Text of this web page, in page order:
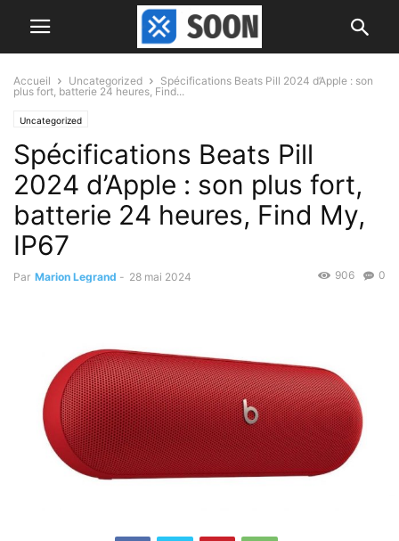
Accueil Uncategorized
Spécifications Beats Pill 2024 d’Apple : son
plus fort, batterie 24 heures, Find...
Uncategorized
Spécifications Beats Pill
2024 d’Apple : son plus fort,
batterie 24 heures, Find My,
IP67
Par Marion Legrand - 28 mai 2024 0
906